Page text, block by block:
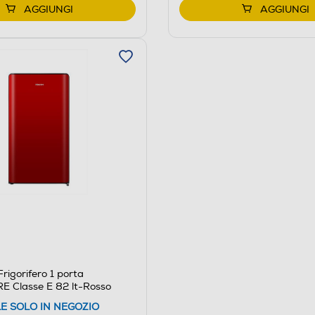
AGGIUNGI AGGIUNGI
1 porta
Classe E 82 lt-Rosso
SOLO IN NEGOZIO